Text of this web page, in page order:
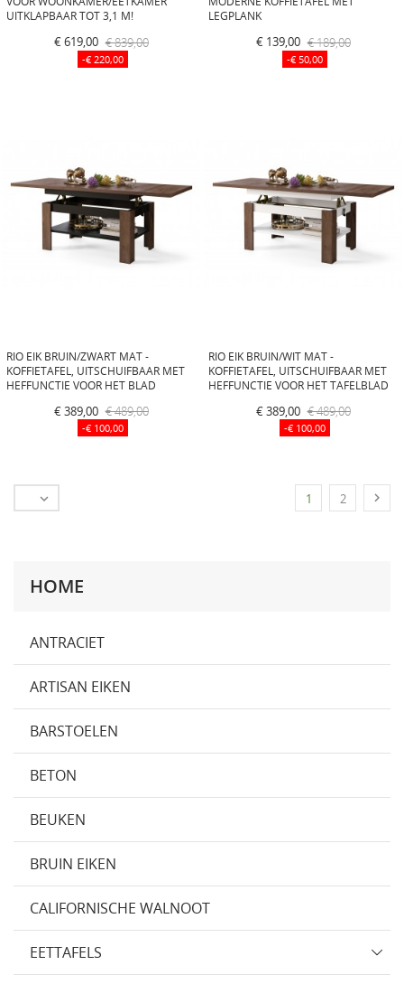
HOME
ANTRACIET
ARTISAN EIKEN
BARSTOELEN
BETON
BEUKEN
BRUIN EIKEN
CALIFORNISCHE WALNOOT
EETTAFELS
UITKLAPBAAR TOT 3,1 M!
€ 619,00 € 839,00
-€ 220,00
LEGPLANK
€ 139,00 € 189,00
-€ 50,00
RIO EIK BRUIN/ZWART MAT -
KOFFIETAFEL, UITSCHUIFBAAR MET
HEFFUNCTIE VOOR HET BLAD
€ 389,00 € 489,00
-€ 100,00
RIO EIK BRUIN/WIT MAT -
KOFFIETAFEL, UITSCHUIFBAAR MET
HEFFUNCTIE VOOR HET TAFELBLAD
€ 389,00 € 489,00
-€ 100,00
 1 2 